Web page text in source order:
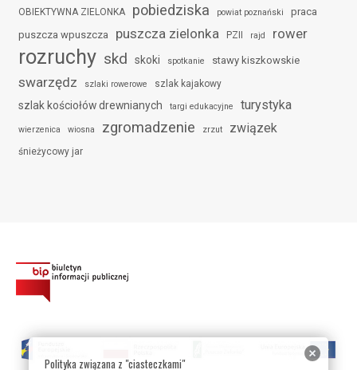
OBIEKTYWNA ZIELONKA pobiedziska powiat poznański
praca
puszcza wpuszcza
puszcza zielonka PZII rajd rower
rozruchy skd skoki spotkanie stawy kiszkowskie
swarzędz szlaki rowerowe szlak kajakowy
szlak kościołów drewnianych targi edukacyjne turystyka
wierzenica wiosna zgromadzenie zrzut związek
śnieżycowy jar
Polityka związana z "ciasteczkami"